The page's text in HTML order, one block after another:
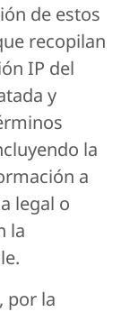
de estos
recopilan
IP del
y
la
a
legal o
la
por la